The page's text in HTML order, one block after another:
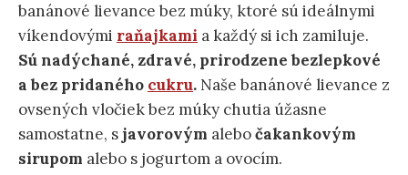
banánové lievance bez múky, ktoré sú ideálnymi
víkendovými raňajkami a každý si ich zamiluje.
Sú nadýchané, zdravé, prirodzene bezlepkové
a bez pridaného cukru. Naše banánové lievance z
ovsených vločiek bez múky chutia úžasne
samostatne, sjavorovým alebočakankovým
sirupom alebo s jogurtom a ovocím.